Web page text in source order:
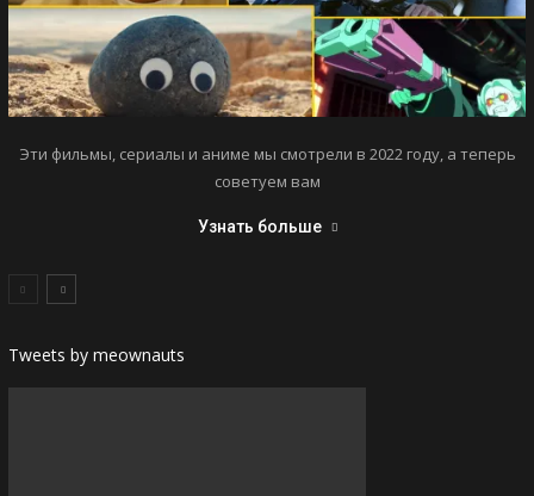
Эти фильмы, сериалы и аниме мы смотрели в 2022 году, а теперь
советуем вам
Узнать больше
Tweets by meownauts